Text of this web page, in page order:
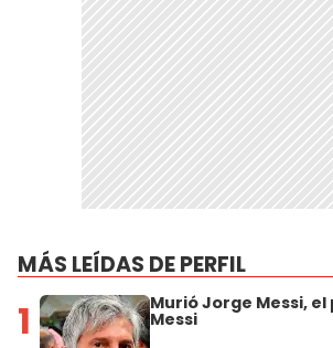
MÁS LEÍDAS DE PERFIL
1 Murió Jorge Messi, el
Messi